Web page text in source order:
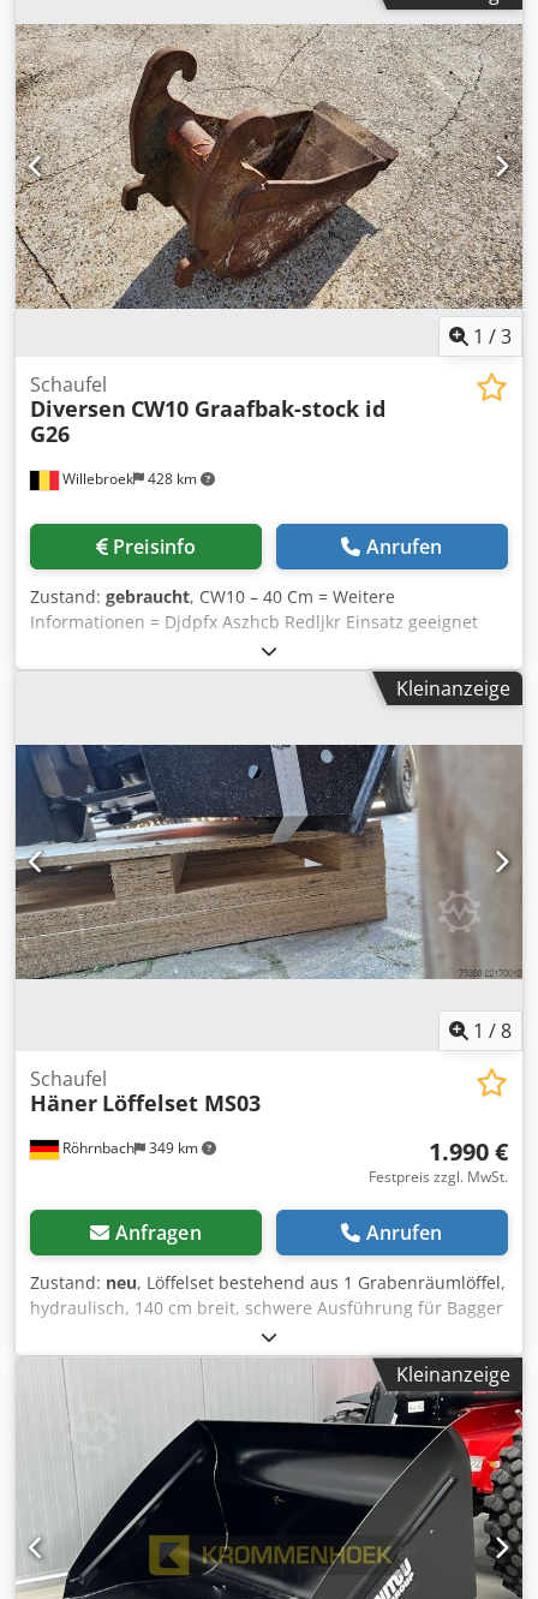
1 /3
Willebroek 428 km
Schaufel
Diversen CW10 Graafbak-stock id
G26
Preisinfo Anrufen
Zustand: gebraucht, CW10 – 40 Cm = Weitere
Informationen = Djdpfx Aszhcb Redljkr Einsatz geeignet
für: Baumaschinen Wenden Sie sich an Miguel Cubas, um
weitere Informationen zu erhalten. = Firmeninformationen
= We are located between Antwerp and Brussels along the
hours: Monday till Friday continuously from 8.30 am to
19.00 pm.
Kleinanzeige
1 /8
Röhrnbach 349 km
Schaufel
Häner Löffelset MS03
1.990 €
Festpreis zzgl. MwSt.
Anfragen Anrufen
Zustand: neu, Löffelset bestehend aus 1 Grabenräumlöffel,
hydraulisch, 140 cm breit, schwere Ausführung für Bagger
bis 6 Tonnen. Dkjdpfx Aszfwp Redljr 1 Tieflöffel 30 cm, incl.
abnehmbarer Zähne, für Bagger bis 6 Tonnen 1 Tieflöffel
60 m, incl. abnehmbarer Zähne, für Bagger bis 6 Tonnen
Kleinanzeige